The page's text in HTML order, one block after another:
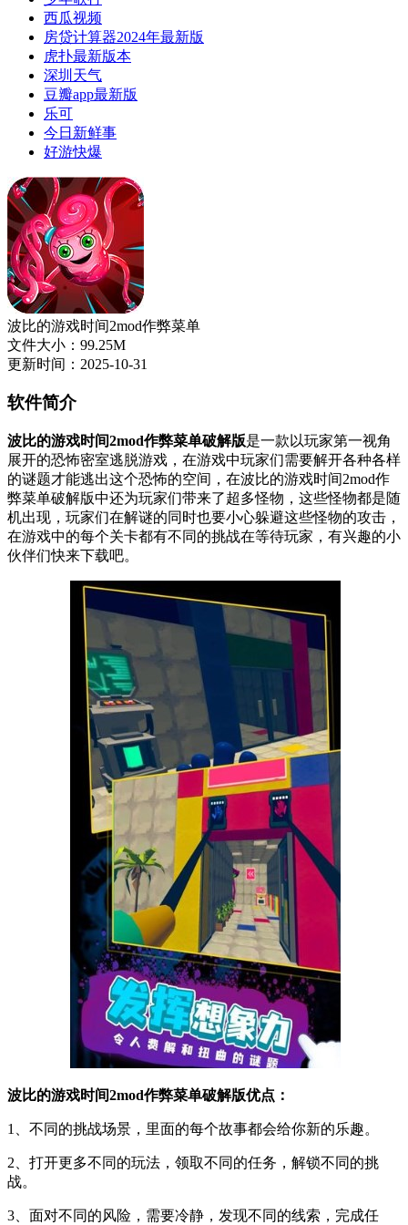
西瓜视频
房贷计算器2024年最新版
虎扑最新版本
深圳天气
豆瓣app最新版
乐可
今日新鲜事
好游快爆
波比的游戏时间2mod作弊菜单
文件大小：99.25M
更新时间：2025-10-31
软件简介
波比的游戏时间2mod作弊菜单破解版是一款以玩家第一视角
展开的恐怖密室逃脱游戏，在游戏中玩家们需要解开各种各样
的谜题才能逃出这个恐怖的空间，在波比的游戏时间2mod作
弊菜单破解版中还为玩家们带来了超多怪物，这些怪物都是随
机出现，玩家们在解谜的同时也要小心躲避这些怪物的攻击，
在游戏中的每个关卡都有不同的挑战在等待玩家，有兴趣的小
伙伴们快来下载吧。
波比的游戏时间2mod作弊菜单破解版优点：
1、不同的挑战场景，里面的每个故事都会给你新的乐趣。
2、打开更多不同的玩法，领取不同的任务，解锁不同的挑
战。
3、面对不同的风险，需要冷静，发现不同的线索，完成任